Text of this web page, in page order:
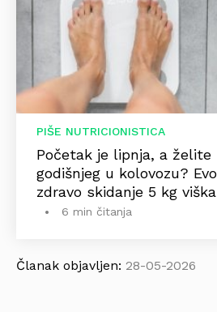
PIŠE NUTRICIONISTICA
Početak je lipnja, a želite
godišnjeg u kolovozu?
zdravo skidanje 5 kg viška
6 min čitanja
Članak objavljen: 28-05-2026